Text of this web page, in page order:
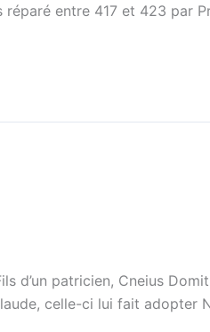
entre 417 et 423 par
d’un patricien, Cneius
celle-ci lui fait adopter